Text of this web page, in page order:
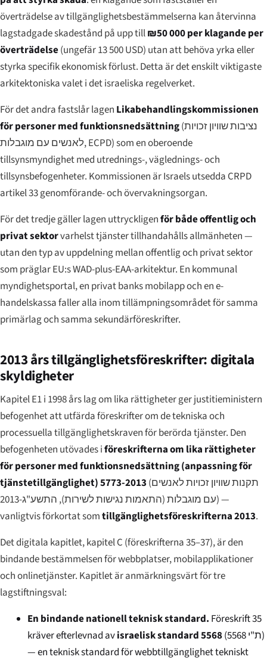
överträdelse av tillgänglighetsbestämmelserna kan återvinna
lagstadgade skadestånd på upp till₪50 000 per klagande per
överträdelse(ungefär 13 500 USD) utan att behöva yrka eller
styrka specifik ekonomisk förlust. Detta är det enskilt viktigaste
arkitektoniska valet i det israeliska regelverket.
För det andra fastslår lagen Likabehandlingskommissionen
för personer med funktionsnedsättning(נציבות שוויון זכויות
לאנשים עם מוגבלות, ECPD) som en oberoende
tillsynsmyndighet med utrednings-, väglednings- och
tillsynsbefogenheter. Kommissionen är Israels utsedda CRPD
artikel 33 genomförande- och övervakningsorgan.
För det tredje gäller lagen uttryckligenför både offentlig och
privat sektorvarhelst tjänster tillhandahålls allmänheten —
utan den typ av uppdelning mellan offentlig och privat sektor
som präglar EU:s WAD-plus-EAA-arkitektur. En kommunal
myndighetsportal, en privat banks mobilapp och en e-
handelskassa faller alla inom tillämpningsområdet för samma
primärlag och samma sekundärföreskrifter.
2013 års tillgänglighetsföreskrifter: digitala
skyldigheter
Kapitel E1 i 1998 års lag om lika rättigheter ger justitieministern
befogenhet att utfärda föreskrifter om de tekniska och
processuella tillgänglighetskraven för berörda tjänster. Den
befogenheten utövades iföreskrifterna om lika rättigheter
för personer med funktionsnedsättning (anpassning för
tjänstetillgänglighet) 5773-2013 (תקנות שוויון זכויות לאנשים
עם מוגבלות (התאמות נגישות לשירות), התשע"ג-2013) —
vanligtvis förkortat somtillgänglighetsföreskrifterna 2013.
Det digitala kapitlet, kapitel C (föreskrifterna 35–37), är den
bindande bestämmelsen för webbplatser, mobilapplikationer
och onlinetjänster. Kapitlet är anmärkningsvärt för tre
lagstiftningsval:
En bindande nationell teknisk standard. Föreskrift 35
kräver efterlevnad avisraelisk standard 5568( ת"י 5568)
— en teknisk standard för webbtillgänglighet tekniskt